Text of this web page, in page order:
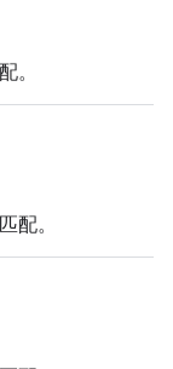
。
配。